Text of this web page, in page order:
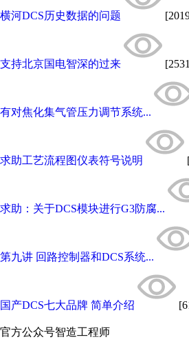
横河DCS历史数据的问题
支持北京国电智深的过来
有对焦化集气管压力调节系统...
求助工艺流程图仪表符号说明
求助：关于DCS模块进行G3防腐...
第九讲 回路控制器和DCS系统...
国产DCS七大品牌 简单介绍
官方公众号智造工程师